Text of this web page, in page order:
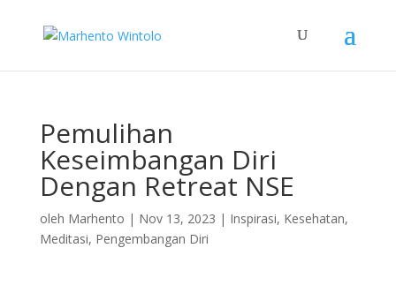
Pemulihan
Keseimbangan Diri
Dengan Retreat NSE
oleh Marhento | Nov 13, 2023 | Inspirasi, Kesehatan,
Meditasi, Pengembangan Diri